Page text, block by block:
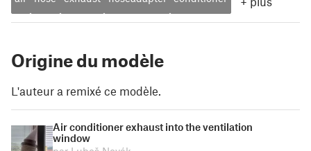
Origine du modèle
L'auteur a remixé ce modèle.
Air conditioner exhaust into the ventilation
window